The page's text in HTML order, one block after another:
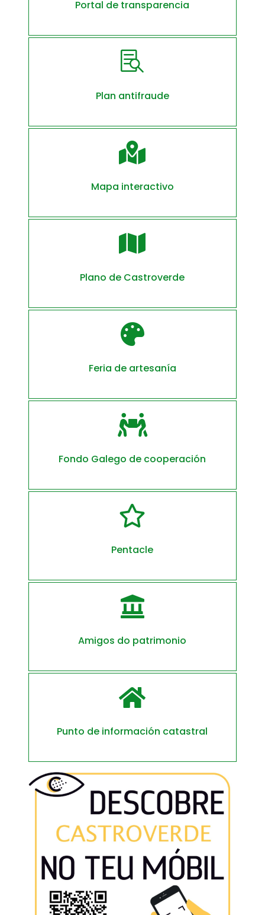
Portal de transparencia

Plan antifraude

Mapa interactivo

Plano de Castroverde

Feria de artesanía

Fondo Galego de cooperación

Pentacle

Amigos do patrimonio

Punto de información catastral